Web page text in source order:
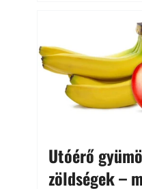
kertészkedés
kikapcsolódást és
is jelent.
Utóérő
zöldségek –